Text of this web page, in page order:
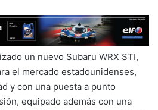
un nuevo Subaru WRX STI,
el mercado estadounidenses,
y con una puesta a punto
equipado además con una